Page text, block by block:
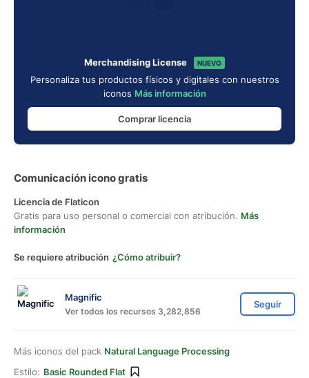
Merchandising License NUEVO
Personaliza tus productos físicos y digitales con nuestros
iconos Más información
Comprar licencia
Comunicación icono gratis
Licencia de Flaticon
Gratis para uso personal o comercial con atribución. Más
información
Se requiere atribución ¿Cómo atribuir?
Magnific
Ver todos los recursos 3,282,856
Seguir
Más iconos del pack Natural Language Processing
Estilo: Basic Rounded Flat